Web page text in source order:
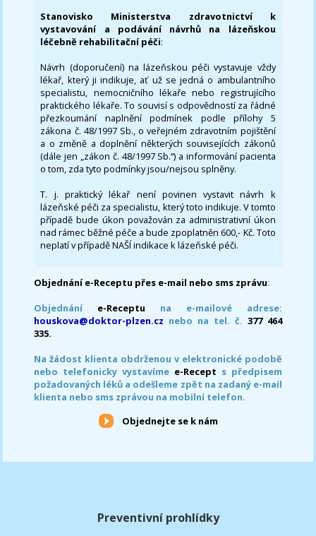
Stanovisko Ministerstva zdravotnictví k
vystavování a podávání návrhů na lázeňskou
léčebně rehabilitační péči:
Návrh (doporučení) na lázeňskou péči vystavuje vždy
lékař, který ji indikuje, ať už se jedná o ambulantního
specialistu, nemocničního lékaře nebo registrujícího
praktického lékaře. To souvisí s odpovědností za řádné
přezkoumání naplnění podmínek podle přílohy 5
zákona č. 48/1997 Sb., o veřejném zdravotním pojištění
a o změně a doplnění některých souvisejících zákonů
(dále jen „zákon č. 48/1997 Sb.“) a informování pacienta
o tom, zda tyto podmínky jsou/nejsou splněny.
T. j. praktický lékař není povinen vystavit návrh k
lázeňské péči za specialistu, který toto indikuje. V tomto
případě bude úkon považován za administrativní úkon
nad rámec běžné péče a bude zpoplatněn 600,- Kč. Toto
neplatí v případě NAŠÍ indikace k lázeňské péči.
Objednání e-Receptu přes e-mail nebo sms zprávu:
Objednání e-Receptu na e-mailové adrese:
houskova@doktor-plzen.cz nebo na tel. č. 377 464
335.
Na žádost klienta obdrženou v elektronické podobě
nebo telefonicky vystavíme e-Recept s předpisem
požadovaných léků a odešleme zpět na zadaný e-mail
klienta nebo sms zprávou na mobilní telefon.
Objednejte se k nám
Preventivní prohlídky